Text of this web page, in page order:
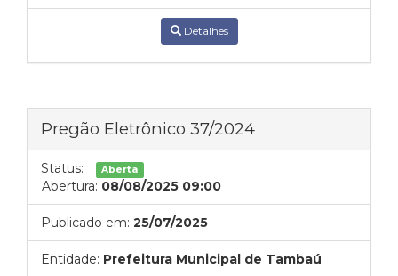
Detalhes
Pregão Eletrônico 37/2024
Status: Aberta
Abertura: 08/08/2025 09:00
Publicado em: 25/07/2025
Entidade: Prefeitura Municipal de Tambaú